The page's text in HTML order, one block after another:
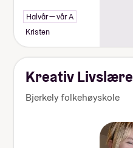
Halvår — vår A
Kristen
Kreativ Livslære
Bjerkely folkehøyskole